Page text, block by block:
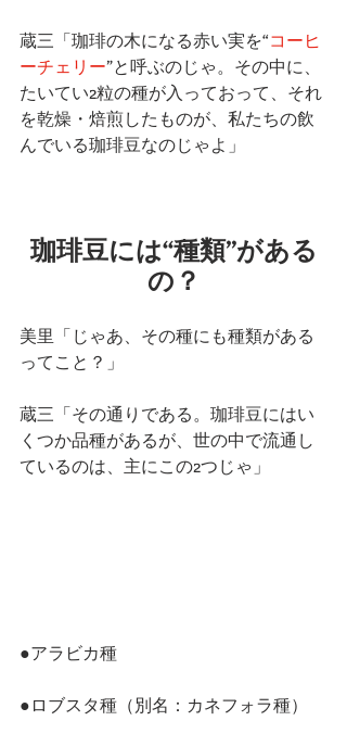
蔵三「珈琲の木になる赤い実を“コーヒ
ーチェリー”と呼ぶのじゃ。その中に、
たいてい2粒の種が入っておって、それ
を乾燥・焙煎したものが、私たちの飲
んでいる珈琲豆なのじゃよ」
珈琲豆には“種類”がある
の？
美里「じゃあ、その種にも種類がある
ってこと？」
蔵三「その通りである。珈琲豆にはい
くつか品種があるが、世の中で流通し
ているのは、主にこの2つじゃ」
●アラビカ種
●ロブスタ種（別名：カネフォラ種）